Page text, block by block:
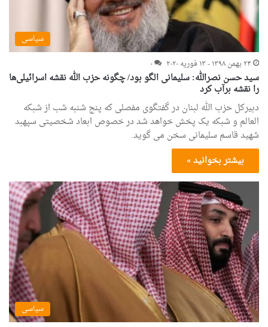
سیاسی
۲۴ بهمن ۱۳۹۸ - ۱۳ فوریه ۲۰۲۰
۰
سید حسن نصرالله: سلیمانی الگو بود/ چگونه حزب الله نقشه اسرائیلی‌ها
را نقشه برآب کرد
دبیرکل حزب الله لبنان در گفتگوی مفصلی که پنج شنبه شب از شبکه
العالم و شبکه یک پخش خواهد شد در خصوص ابعاد شخصیتی سپهبد
شهید قاسم سلیمانی سخن می گوید.
بیشتر بخوانید »
سیاسی